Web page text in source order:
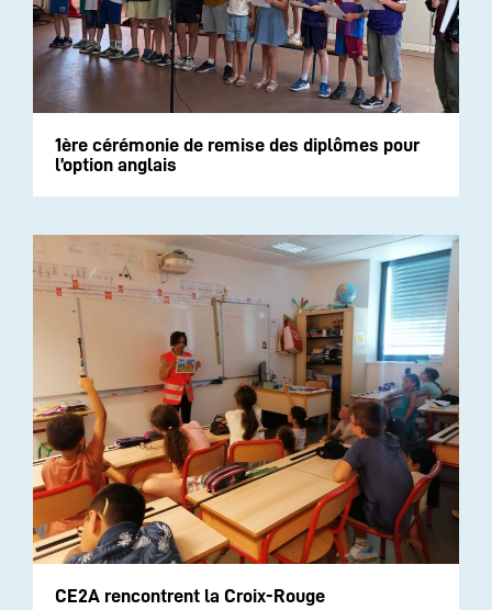
1ère cérémonie de remise des diplômes pour
l’option anglais
CE2A rencontrent la Croix-Rouge